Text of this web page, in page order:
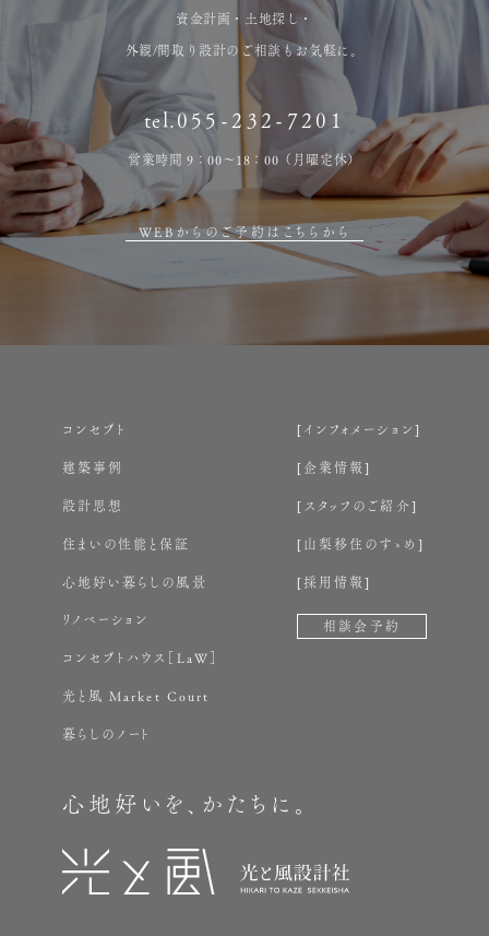
資金計画・土地探し・
外観/間取り設計のご相談もお気軽に。
tel.055-232-7201
営業時間 9：00～18：00（月曜定休）
WEBからのご予約はこちらから
心地好いを、かたちに。
コンセプト
建築事例
設計思想
住まいの性能と保証
心地好い暮らしの風景
リノベーション
コンセプトハウス［LaW］
光と風 Market Court
暮らしのノート
インフォメーション
企業情報
スタッフのご紹介
山梨移住のすゝめ
採用情報
相談会予約